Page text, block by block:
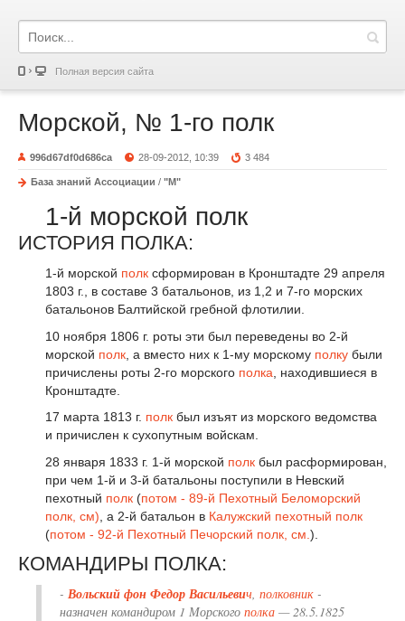
Полная версия сайта
Морской, № 1-го полк
996d67df0d686ca 28-09-2012, 10:39 3 484
База знаний Ассоциации / "М"
1-й морской полк
ИСТОРИЯ ПОЛКА:
1-й морской полк сформирован в Кронштадте 29 апреля
1803 г., в составе 3 батальонов, из 1,2 и 7-го морских
батальонов Балтийской гребной флотилии.
10 ноября 1806 г. роты эти был переведены во 2-й
морской полк , а вместо них к 1-му морскому полку были
причислены роты 2-го морского полка , находившиеся в
Кронштадте.
17 марта 1813 г. полк был изъят из морского ведомства
и причислен к сухопутным войскам.
28 января 1833 г. 1-й морской полк был расформирован,
при чем 1-й и 3-й батальоны поступили в Невский
пехотный полк (потом - 89-й Пехотный Беломорский
полк, см) , а 2-й батальон в Калужский пехотный полк
(потом - 92-й Пехотный Печорский полк, см. ).
КОМАНДИРЫ ПОЛКА:
- Вольский фон Федор Васильевич полковник -
назначен командиром 1 Морского полка — 28.5.1825